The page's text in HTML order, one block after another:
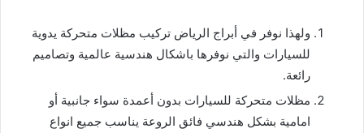
ولهذا نوفر في أبراج الرياض تركيب مظلات متحركة يدوية
للسيارات والتي نوفرها باشكال هندسية عالمية وتصاميم
رائعة.
مظلات متحركة للسيارات بدون أعمدة سواء جانبية أو
امامية بشكل هندسي فائق الروعة يناسب جميع انواع